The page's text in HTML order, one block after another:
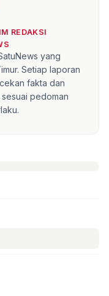
REDAKSI
yang
Setiap laporan
fakta dan
pedoman